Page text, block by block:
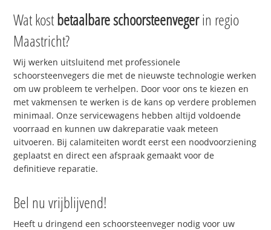
Wat kostbetaalbare schoorsteenvegerin regio
Maastricht?
Wij werken uitsluitend met professionele
schoorsteenvegers die met de nieuwste technologie werken
om uw probleem te verhelpen. Door voor ons te kiezen en
met vakmensen te werken is de kans op verdere problemen
minimaal. Onze servicewagens hebben altijd voldoende
voorraad en kunnen uw dakreparatie vaak meteen
uitvoeren. Bij calamiteiten wordt eerst een noodvoorziening
geplaatst en direct een afspraak gemaakt voor de
definitieve reparatie.
Bel nu vrijblijvend!
Heeft u dringend een schoorsteenveger nodig voor uw